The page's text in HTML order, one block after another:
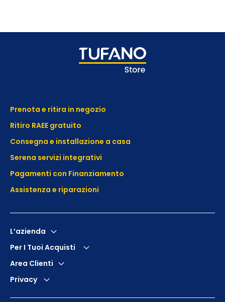
Prenota e ritira in negozio
Ritiro RAEE gratuito
Consegna e installazione a casa
Serena servizi integrativi
Pagamenti con Finanziamento
Assistenza e riparazioni
L’azienda
Per I Tuoi Acquisti
Area Clienti
Privacy